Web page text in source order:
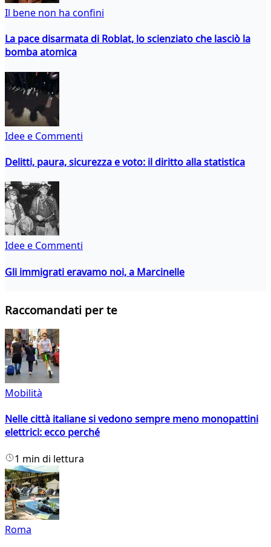
Il bene non ha confini
La pace disarmata di Roblat, lo scienziato che lasciò la
bomba atomica
Idee e Commenti
Delitti, paura, sicurezza e voto: il diritto alla statistica
Idee e Commenti
Gli immigrati eravamo noi, a Marcinelle
Raccomandati per te
Mobilità
Nelle città italiane si vedono sempre meno monopattini
elettrici: ecco perché
1 min di lettura
Roma